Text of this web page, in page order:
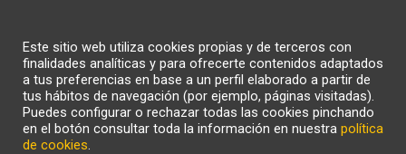
ZONA CLIENTE
Este sitio web utiliza cookies propias y de terceros con
finalidades analíticas y para ofrecerte contenidos adaptados
a tus preferencias en base a un perfil elaborado a partir de
tus hábitos de navegación (por ejemplo, páginas visitadas).
Puedes configurar o rechazar todas las cookies pinchando
en el botón consultar toda la información en nuestra política
de cookies.